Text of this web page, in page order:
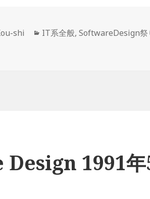
shi
カ
IT系全般,SoftwareDesign祭
6月号 に
1991年